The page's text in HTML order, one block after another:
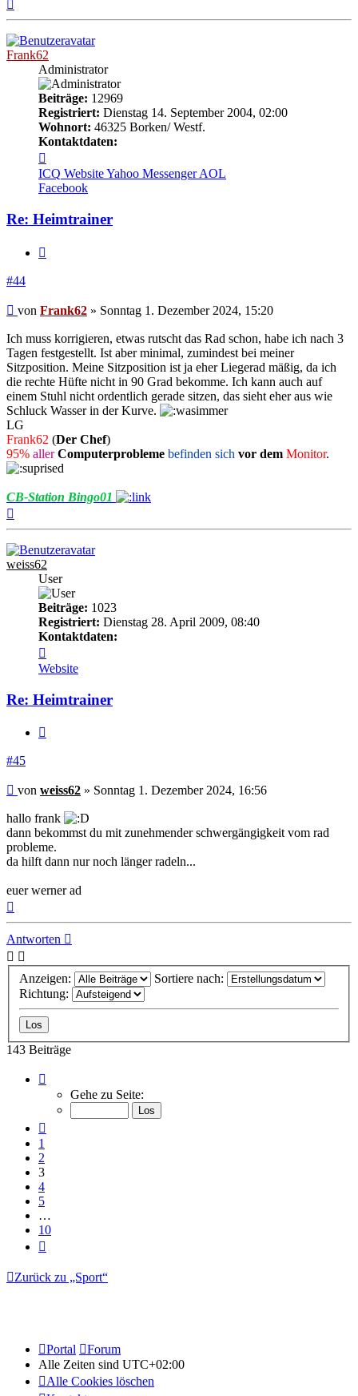
Frank62
Administrator
Beiträge: 12969
Registriert: Dienstag 14. September 2004, 02:00
Wohnort: 46325 Borken/ Westf.
Kontaktdaten:
von
Frank62
ICQ WebsiteYahoo Messenger AOL
Facebook
Re: Heimtrainer
#44
Beitrag
von Frank62 » Sonntag 1. Dezember 2024, 15:20
Ich muss korrigieren, etwas rutscht das Rad schon, habe ich nach 3
Tagen festgestellt. Ist aber minimal, zumindest bei meiner
Sitzposition. Meine Sitzposition ist ja eher Liegerad mäßig, da ich
die rechte Hüfte nicht in 90 Grad bekomme. Ich kann auch auf
einem Stuhl nicht ordentlich gerade sitzen, das sieht eher aus wie
Schluck Wasser in der Kurve.
LG
Frank62 (Der Chef)
95% aller Computerprobleme befinden sich vor dem Monitor.
CB-Station Bingo01
weiss62
User
Beiträge: 1023
Registriert: Dienstag 28. April 2009, 08:40
Kontaktdaten:
von
weiss62
Website
Re: Heimtrainer
#45
Beitrag
von weiss62 » Sonntag 1. Dezember 2024, 16:56
hallo frank
dann bekommst du mit zunehmender schwergängigkeit vom rad
probleme.
da hilft dann nur noch länger radeln...
euer werner ad
Antworten
Anzeigen:
Sortiere nach:
Richtung:
143 Beiträge
von
Gehe zu Seite:
1
2
3
4
5
…
10
Zurück zu „Sport“
Portal
Forum
Alle Zeiten sind UTC+02:00
Alle Cookies löschen